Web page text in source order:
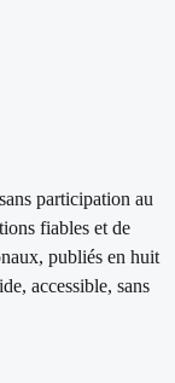
participation au
fiables et de
publiés en huit
accessible, sans